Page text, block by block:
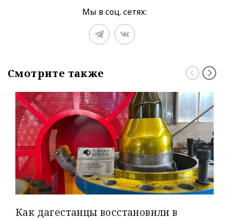
Мы в соц. сетях:
Смотрите также
Как дагестанцы восстановили в